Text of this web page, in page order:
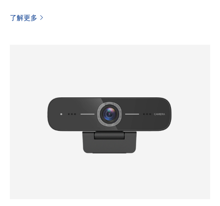
了解更多